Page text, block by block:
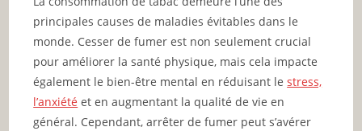
principales causes de maladies évitables dans le
monde. Cesser de fumer est non seulement crucial
pour améliorer la santé physique, mais cela impacte
également le bien-être mental en réduisant lestress,
l’anxiété et en augmentant la qualité de vie en
général. Cependant, arrêter de fumer peut s’avérer